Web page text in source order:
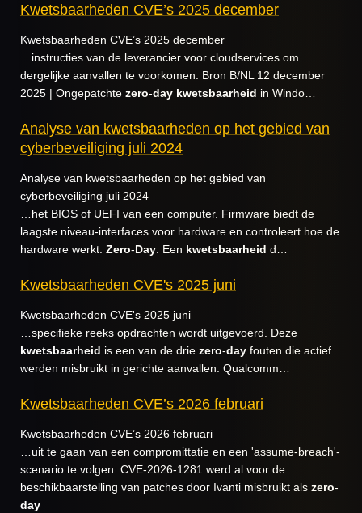
Kwetsbaarheden CVE’s 2025 december
Kwetsbaarheden CVE’s 2025 december
…instructies van de leverancier voor cloudservices om
dergelijke aanvallen te voorkomen. Bron B/NL 12 december
2025 | Ongepatchte zero-day kwetsbaarheid in Windo…
Analyse van kwetsbaarheden op het gebied van
cyberbeveiliging juli 2024
Analyse van kwetsbaarheden op het gebied van
cyberbeveiliging juli 2024
…het BIOS of UEFI van een computer. Firmware biedt de
laagste niveau-interfaces voor hardware en controleert hoe de
hardware werkt. Zero-Day: Een kwetsbaarheid d…
Kwetsbaarheden CVE's 2025 juni
Kwetsbaarheden CVE's 2025 juni
…specifieke reeks opdrachten wordt uitgevoerd. Deze
kwetsbaarheid is een van de drie zero-day fouten die actief
werden misbruikt in gerichte aanvallen. Qualcomm…
Kwetsbaarheden CVE’s 2026 februari
Kwetsbaarheden CVE’s 2026 februari
…uit te gaan van een compromittatie en een 'assume-breach'-
scenario te volgen. CVE-2026-1281 werd al voor de
beschikbaarstelling van patches door Ivanti misbruikt als zero-
day